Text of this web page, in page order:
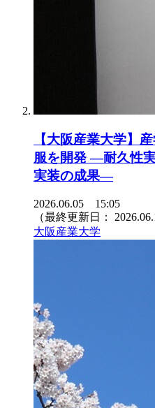
【大阪産業大学】
服を開発 ―耐久性
実装の成果―
2026.06.05 15:05
（最終更新日：
大阪産業大学